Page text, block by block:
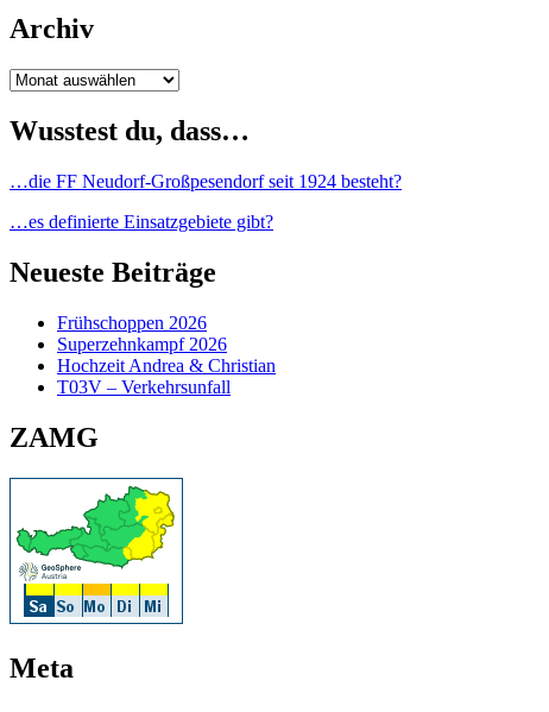
Archiv
Archiv
Wusstest du, dass…
…die FF Neudorf-Großpesendorf seit 1924 besteht?
…es definierte Einsatzgebiete gibt?
Neueste Beiträge
Frühschoppen 2026
Superzehnkampf 2026
Hochzeit Andrea & Christian
T03V – Verkehrsunfall
ZAMG
Meta